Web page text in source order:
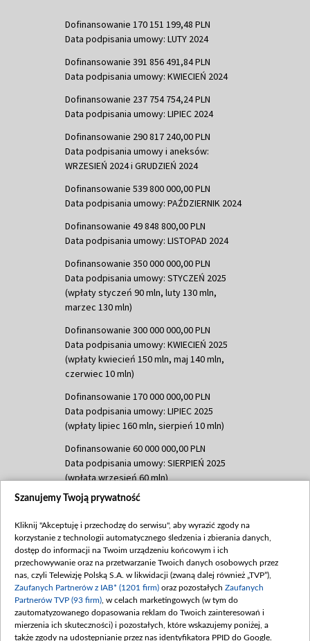
Dofinansowanie 170 151 199,48 PLN
Data podpisania umowy: LUTY 2024
Dofinansowanie 391 856 491,84 PLN
Data podpisania umowy: KWIECIEŃ 2024
Dofinansowanie 237 754 754,24 PLN
Data podpisania umowy: LIPIEC 2024
Dofinansowanie 290 817 240,00 PLN
Data podpisania umowy i aneksów:
WRZESIEŃ 2024 i GRUDZIEŃ 2024
Dofinansowanie 539 800 000,00 PLN
Data podpisania umowy: PAŹDZIERNIK 2024
Dofinansowanie 49 848 800,00 PLN
Data podpisania umowy: LISTOPAD 2024
Dofinansowanie 350 000 000,00 PLN
Data podpisania umowy: STYCZEŃ 2025
(wpłaty styczeń 90 mln, luty 130 mln,
marzec 130 mln)
Dofinansowanie 300 000 000,00 PLN
Data podpisania umowy: KWIECIEŃ 2025
(wpłaty kwiecień 150 mln, maj 140 mln,
czerwiec 10 mln)
Dofinansowanie 170 000 000,00 PLN
Data podpisania umowy: LIPIEC 2025
(wpłaty lipiec 160 mln, sierpień 10 mln)
Dofinansowanie 60 000 000,00 PLN
Data podpisania umowy: SIERPIEŃ 2025
(wpłata wrzesień 60 mln)
Dofinansowanie 635 783 051,21 PLN
(wpłata wrzesień 100 mln, październik 350
mln, listopad 265 mln)
Dofinansowanie 48 862 000,00 PLN
Data podpisania umowy: GRUDZIEŃ 2025
(wpłata grudzień 60,548 mln)
Dofinansowanie 900 000 000,00 PLN
Data podpisania umowy: LUTY 2026 (wpłata
Szanujemy Twoją prywatność
Kliknij "Akceptuję i przechodzę do serwisu", aby wyrazić zgody na
korzystanie z technologii automatycznego śledzenia i zbierania danych,
dostęp do informacji na Twoim urządzeniu końcowym i ich
przechowywanie oraz na przetwarzanie Twoich danych osobowych przez
nas, czyli Telewizję Polską S.A. w likwidacji (zwaną dalej również „TVP”),
Zaufanych Partnerów z IAB* (1201 firm) oraz pozostałych Zaufanych
Partnerów TVP (93 firm) , w celach marketingowych (w tym do
zautomatyzowanego dopasowania reklam do Twoich zainteresowań i
mierzenia ich skuteczności) i pozostałych, które wskazujemy poniżej, a
także zgody na udostępnianie przez nas identyfikatora PPID do Google.